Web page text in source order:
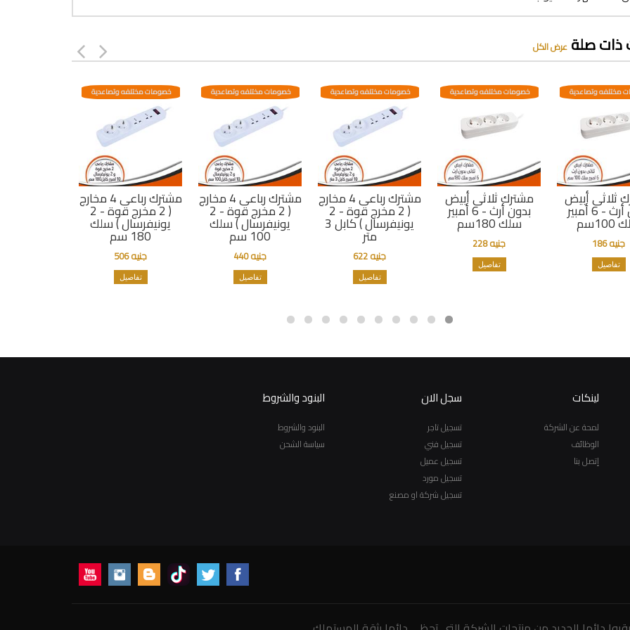
ذات صلةعرض الكل
مشترك رباعى 4 مخارج
( 2 مخرج قوة - 2
يونيفرسال ) سلك
180 سم
خصومات مختلفه وتصاعدية
جنيه 506
تفاصيل
مشترك رباعى 4 مخارج
( 2 مخرج قوة - 2
يونيفرسال ) سلك
100 سم
خصومات مختلفه وتصاعدية
جنيه 440
تفاصيل
مشترك رباعى 4 مخارج
( 2 مخرج قوة - 2
يونيفرسال ) كابل 3
متر
خصومات مختلفه وتصاعدية
جنيه 622
تفاصيل
مشترك ثلاثى أبيض
بدون أرث - 6 أمبير
سلك 180سم
خصومات مختلفه وتصاعدية
جنيه 228
تفاصيل
ثلاثى أبيض
بدون أرث - 6 أمبير
مختلفه وتصاعدية
جنيه 186
تفاصيل
لينكات
لمحة عن الشركة
الوظائف
إتصل بنا
سجل الان
تسجيل تاجر
تسجيل فني
تسجيل عميل
تسجيل مورد
تسجيل شركة او مصنع
البنود والشروط
البنود والشروط
سياسة الشحن